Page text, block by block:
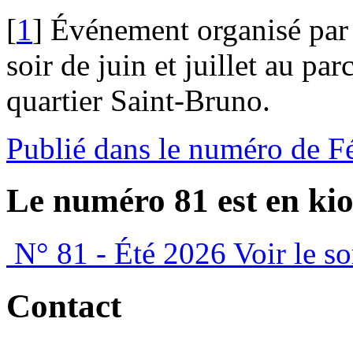
[1 ] Événement organisé
soir de juin et juillet au
quartier Saint-Bruno.
Publié dans le numéro de
Le numéro 81 est en
N° 81 - Été 2026 Voir le
Contact